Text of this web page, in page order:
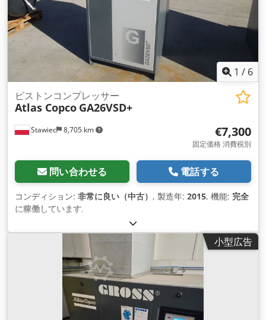
1 / 6
Stawiec 8,705 km
ピストンコンプレッサー
Atlas Copco GA26VSD+
€7,300
固定価格 消費税別
問い合わせる 電話する
コンディション: 非常に良い（中古） , 製造年: 2015, 機能: 完全
に稼働しています,
小型広告